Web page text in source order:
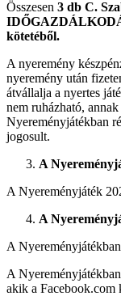
Összesen 3 db C.
kötetéből.
A nyeremény
nyeremény után
átvállalja a nyertes
nem ruházható,
Nyereményjátékban
jogosult.
A
A Nyereményjáték
A
A
A
akik a Facebook.com